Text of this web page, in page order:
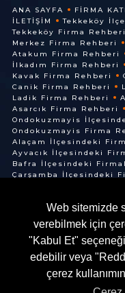
Web sitemizde
verebilmek için
"Kabul Et"
edebilir veya
çerez
ANA SAYFA FIRMA
İLETIŞIM
Tekkeköy
Tekkeköy Firma Rehberi
Merkez Firma Rehberi
Atakum Firma Rehberi
İlkadım Firma Rehberi
Kavak Firma Rehberi
Canik Firma Rehberi
Ladik Firma Rehberi
Asarcık Firma Rehberi
Ondokuzmayis
Ondokuzmayis Firma
Alaçam İlçesindeki
Ayvacık İlçesindeki
Bafra İlçesindeki
Çarşamba İlçesindeki
Vezirköprü Firma